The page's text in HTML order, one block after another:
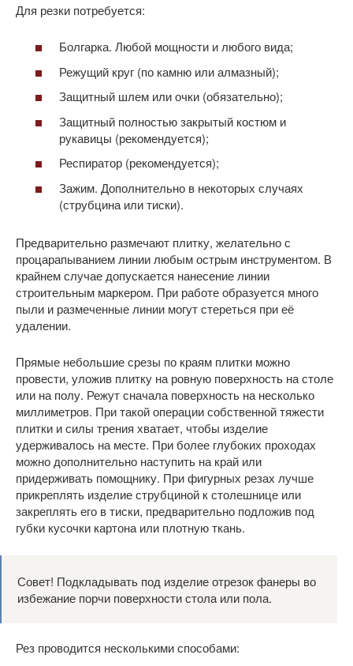
Для резки потребуется:
Болгарка. Любой мощности и любого вида;
Режущий круг (по камню или алмазный);
Защитный шлем или очки (обязательно);
Защитный полностью закрытый костюм и
рукавицы (рекомендуется);
Респиратор (рекомендуется);
Зажим. Дополнительно в некоторых случаях
(струбцина или тиски).
Предварительно размечают плитку, желательно с
процарапыванием линии любым острым инструментом. В
крайнем случае допускается нанесение линии
строительным маркером. При работе образуется много
пыли и размеченные линии могут стереться при её
удалении.
Прямые небольшие срезы по краям плитки можно
провести, уложив плитку на ровную поверхность на столе
или на полу. Режут сначала поверхность на несколько
миллиметров. При такой операции собственной тяжести
плитки и силы трения хватает, чтобы изделие
удерживалось на месте. При более глубоких проходах
можно дополнительно наступить на край или
придерживать помощнику. При фигурных резах лучше
прикреплять изделие струбциной к столешнице или
закреплять его в тиски, предварительно подложив под
губки кусочки картона или плотную ткань.
Совет! Подкладывать под изделие отрезок фанеры во
избежание порчи поверхности стола или пола.
Рез проводится несколькими способами: